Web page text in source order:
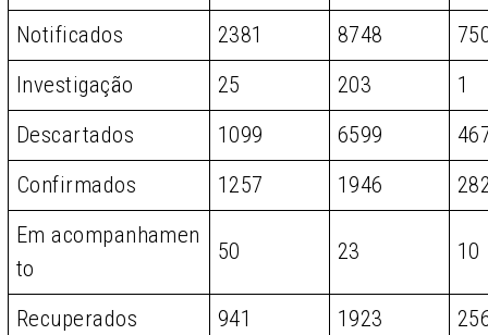
Notificados 2381 8748
Investigação
25 203
1
Descartados
1099 6599
Confirmados
1257 1946
Em acompanhamen
to
50 23 10
Recuperados 941 1923